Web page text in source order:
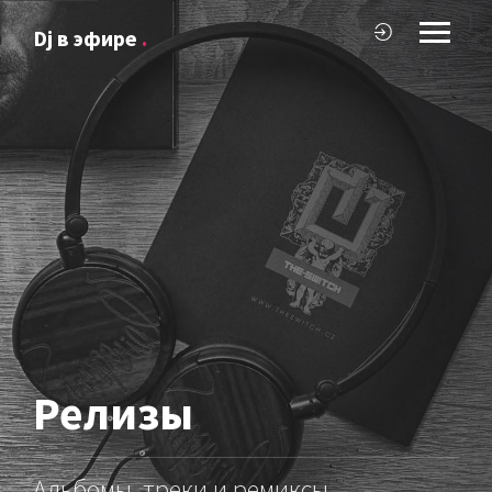
Dj в эфире .
Релизы